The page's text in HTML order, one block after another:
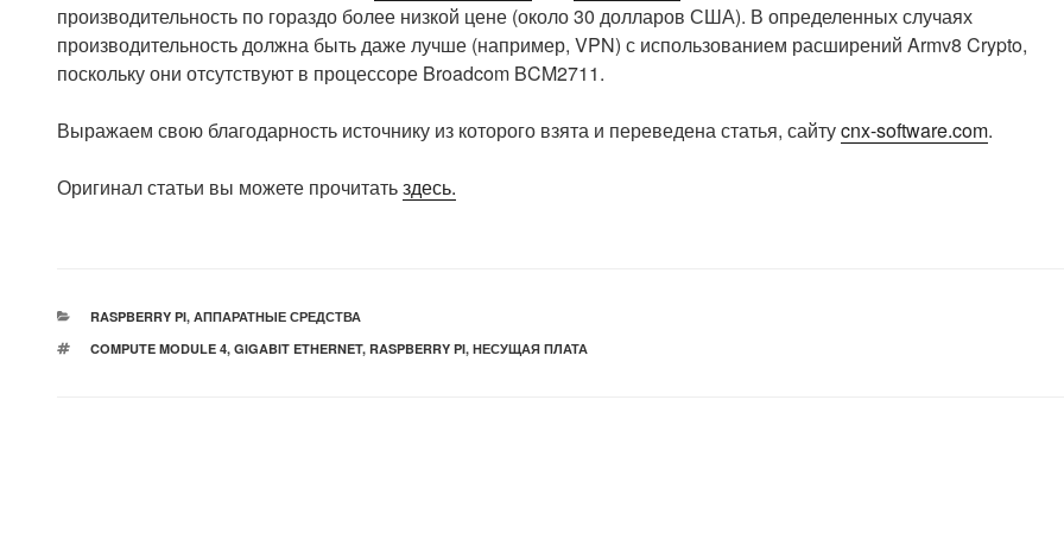
производительность по гораздо более низкой цене (около 30 долларов США). В определенных случаях
производительность должна быть даже лучше (например, VPN) с использованием расширений Armv8 Crypto,
поскольку они отсутствуют в процессоре Broadcom BCM2711.
Выражаем свою благодарность источнику из которого взята и переведена статья, сайтуcnx-software.com.
Оригинал статьи вы можете прочитатьздесь.
РУБРИКИ
RASPBERRY PI, АППАРАТНЫЕ СРЕДСТВА
МЕТКИ
COMPUTE MODULE 4, GIGABIT ETHERNET, RASPBERRY PI, НЕСУЩАЯ ПЛАТА